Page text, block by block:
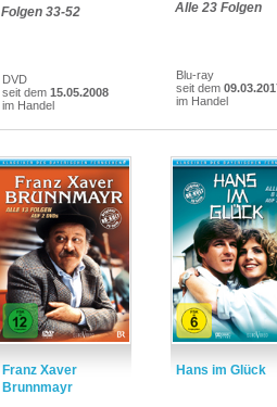
Folgen 33-52
DVD
seit dem 15.05.2008
im Handel
Alle 23 Folgen
Blu-ray
seit dem
im Handel
Franz Xaver
Brunnmayr
Hans im Glück